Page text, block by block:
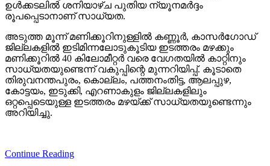
ഉള്‍ക്കടലില്‍ ശനിയാഴ്ച പുതിയ ന്യൂനമര്‍ദ്ദം
രൂപപ്പെടാനാണ് സാധ്യത.
അടുത്ത മൂന്ന് മണിക്കൂറിനുള്ളില്‍ കണ്ണൂര്‍, കാസര്‍ഗോഡ്
ജില്ലകളില്‍ ഇടിമിന്നലോടുകൂടിയ ഇടത്തരം മഴക്കും
മണിക്കൂറില്‍ 40 കിലോമീറ്റര്‍ വരെ വേഗതയില്‍ കാറ്റിനും
സാധ്യതയുണ്ടെന്ന് വകുപ്പിന്റെ മുന്നറിയിപ്പ്. കൂടാതെ
തിരുവനന്തപുരം, കൊല്ലം, പത്തനംതിട്ട, ആലപ്പുഴ,
കോട്ടയം, ഇടുക്കി, എറണാകുളം ജില്ലകളിലും
ഒറ്റപ്പെടെയുള്ള ഇടത്തരം മഴയ്ക്ക് സാധ്യതയുണ്ടെന്നും
അറിയിച്ചു.
Continue Reading